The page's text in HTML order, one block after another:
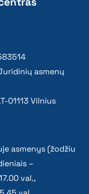
asmenų
01113 Vilnius
asmenys (žodžiu
–
val.,